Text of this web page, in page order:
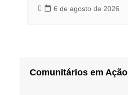
6 de agosto de 2026
Comunitários em Ação